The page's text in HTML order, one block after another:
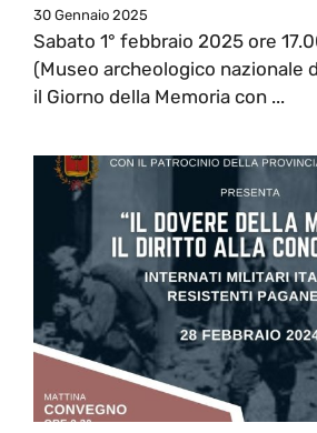
30 Gennaio 2025
Sabato 1° febbraio 2025 ore
(Museo archeologico nazionale
il Giorno della Memoria con ...